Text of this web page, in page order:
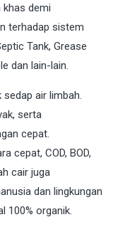
demi
terhadap sistem
Tank, Grease
dan lain-lain.
air limbah.
serta
cepat.
cepat, COD, BOD,
cair juga
dan lingkungan
100% organik.